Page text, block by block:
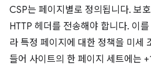
CSP는 페이지별로 정의됩니다. 보
HTTP 헤더를 전송해야 합니다. 이
라 특정 페이지에 대한 정책을 미세
들어 사이트의 한 페이지 세트에는